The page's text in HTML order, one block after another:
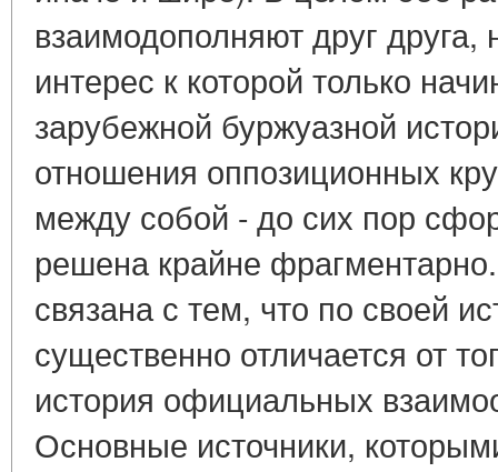
взаимодополняют друг
интерес к которой только
зарубежной буржуазной
отношения оппозиционных
между собой - до сих пор
решена крайне
связана с тем, что по своей
существенно отличается от
история официальных
Основные источники,